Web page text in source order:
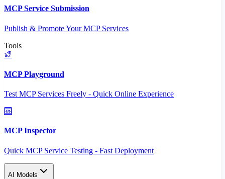
MCP Service Submission
Publish & Promote Your MCP Services
Tools
MCP Playground
Test MCP Services Freely - Quick Online Experience
MCP Inspector
Quick MCP Service Testing - Fast Deployment
AI Models